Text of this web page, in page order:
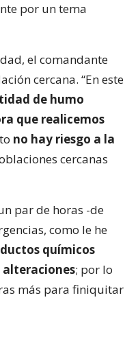
por un tema
el comandante
cercana. “En este
de humo
que realicemos
no hay riesgo a la
cercanas
par de horas -de
como le he
químicos
alteraciones; por lo
más para finiquitar